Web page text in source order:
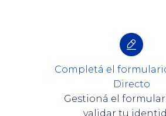
Completá el
Directo
Gestioná el
validar tu